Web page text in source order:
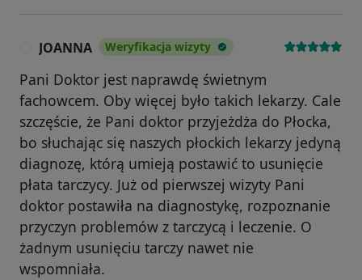
JOANNA Weryfikacja wizyty
Pani Doktor jest naprawdę świetnym
fachowcem. Oby więcej było takich lekarzy. Cale
szczęście, że Pani doktor przyjeżdża do Płocka,
bo słuchając się naszych płockich lekarzy jedyną
diagnozę, którą umieją postawić to usunięcie
płata tarczycy. Już od pierwszej wizyty Pani
doktor postawiła na diagnostykę, rozpoznanie
przyczyn problemów z tarczycą i leczenie. O
żadnym usunięciu tarczy nawet nie
wspomniała.